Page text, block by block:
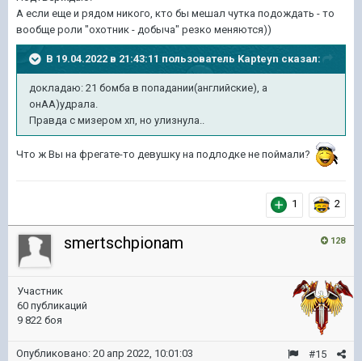
А если еще и рядом никого, кто бы мешал чутка подождать - то
вообще роли "охотник - добыча" резко меняются))
В 19.04.2022 в 21:43:11 пользователь Kapteyn сказал:
докладаю: 21 бомба в попадании(английские), а
онАА)удрала.
Правда с мизером хп, но улизнула..
Что ж Вы на фрегате-то девушку на подлодке не поймали?
1 2
128
smertschpionam
Участник
60 публикаций
9 822 боя
#15
Опубликовано: 20 апр 2022, 10:01:03